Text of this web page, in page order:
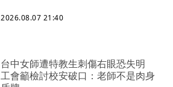
2026.08.07 21:40
台中女師遭特教生刺傷右眼恐失明
工會籲檢討校安破口：老師不是肉身